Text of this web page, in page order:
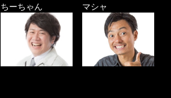
ちーちゃん
マシャ